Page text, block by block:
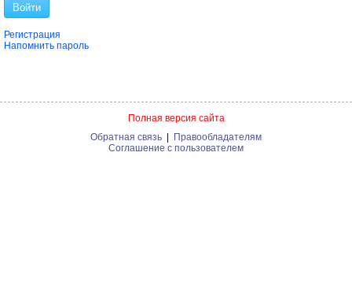
Войти
Регистрация
Напомнить пароль
Полная версия сайта
Обратная связь | Правообладателям
Соглашение с пользователем